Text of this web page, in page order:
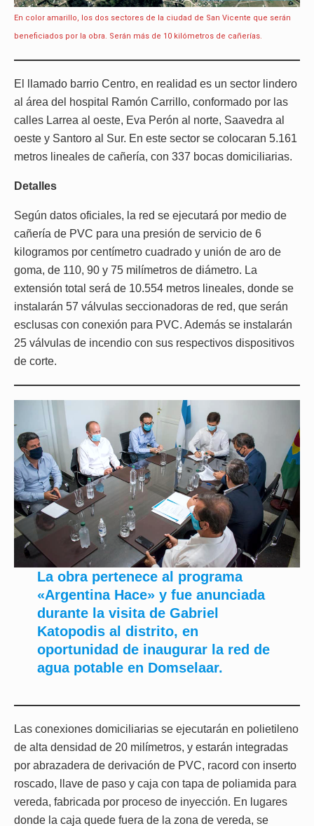
En color amarillo, los dos sectores de la ciudad de San Vicente que serán
beneficiados por la obra. Serán más de 10 kilómetros de cañerías.
El llamado barrio Centro, en realidad es un sector lindero
al área del hospital Ramón Carrillo, conformado por las
calles Larrea al oeste, Eva Perón al norte, Saavedra al
oeste y Santoro al Sur. En este sector se colocaran 5.161
metros lineales de cañería, con 337 bocas domiciliarias.
Detalles
Según datos oficiales, la red se ejecutará por medio de
cañería de PVC para una presión de servicio de 6
kilogramos por centímetro cuadrado y unión de aro de
goma, de 110, 90 y 75 milímetros de diámetro. La
extensión total será de 10.554 metros lineales, donde se
instalarán 57 válvulas seccionadoras de red, que serán
esclusas con conexión para PVC. Además se instalarán
25 válvulas de incendio con sus respectivos dispositivos
de corte.
La obra pertenece al programa
«Argentina Hace» y fue anunciada
durante la visita de Gabriel
Katopodis al distrito, en
oportunidad de inaugurar la red de
agua potable en Domselaar.
Las conexiones domiciliarias se ejecutarán en polietileno
de alta densidad de 20 milímetros, y estarán integradas
por abrazadera de derivación de PVC, racord con inserto
roscado, llave de paso y caja con tapa de poliamida para
vereda, fabricada por proceso de inyección. En lugares
donde la caja quede fuera de la zona de vereda, se